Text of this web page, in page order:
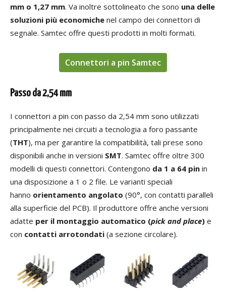
mm o 1,27 mm. Va inoltre sottolineato che sono una delle
soluzioni più economiche nel campo dei connettori di
segnale. Samtec offre questi prodotti in molti formati.
Connettori a pin Samtec
Passo da 2,54 mm
I connettori a pin con passo da 2,54 mm sono utilizzati
principalmente nei circuiti a tecnologia a foro passante
(THT), ma per garantire la compatibilità, tali prese sono
disponibili anche in versioni SMT. Samtec offre oltre 300
modelli di questi connettori. Contengono da 1 a 64 pin in
una disposizione a 1 o 2 file. Le varianti speciali
hanno orientamento angolato (90°, con contatti paralleli
alla superficie del PCB). Il produttore offre anche versioni
adatte per il montaggio automatico (pick and place) e
con contatti arrotondati (a sezione circolare).